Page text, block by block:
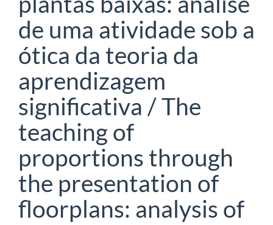
de uma atividade sob a
ótica da teoria da
aprendizagem
significativa / The
teaching of
proportions through
the presentation of
floorplans: analysis of